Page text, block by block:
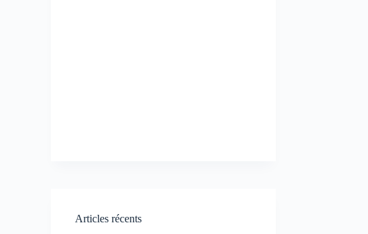
Articles récents